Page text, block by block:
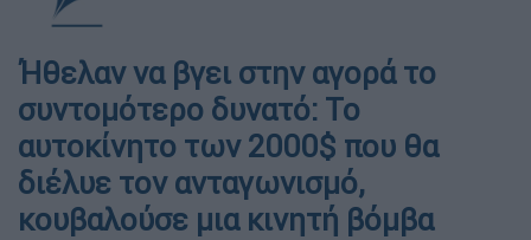
Ήθελαν να βγει στην αγορά το
συντομότερο δυνατό: Το
αυτοκίνητο των 2000$ που θα
διέλυε τον ανταγωνισμό,
κουβαλούσε μια κινητή βόμβα